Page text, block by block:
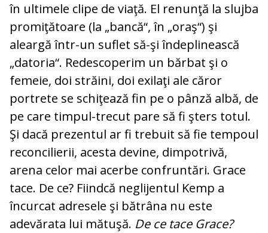
în ultimele clipe de viaţă. El renunţă la slujba
promiţătoare (la „bancă“, în „oraş“) şi
aleargă într-un suflet să-şi îndeplinească
„datoria“. Redescoperim un bărbat şi o
femeie, doi străini, doi exilaţi ale căror
portrete se schiţează fin pe o pânză albă, de
pe care timpul-trecut pare să fi şters totul.
Şi dacă prezentul ar fi trebuit să fie tempoul
reconcilierii, acesta devine, dimpotrivă,
arena celor mai acerbe confruntări. Grace
tace. De ce? Fiindcă neglijentul Kemp a
încurcat adresele şi bătrâna nu este
adevărata lui mătuşă. De ce tace Grace?